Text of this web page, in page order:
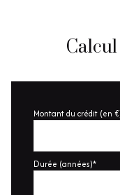
Montant du crédit (en
Durée (années)*